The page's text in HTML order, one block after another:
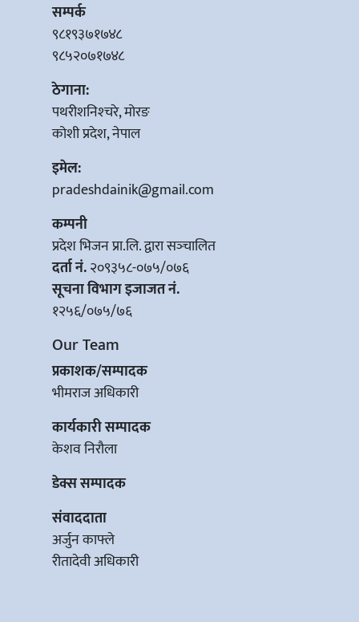
सम्पर्क
९८१९३७१७४८
९८५२०७१७४८
ठेगाना:
पथरीशनिश्‍चरे, मोरङ
कोशी प्रदेश, नेपाल
इमेल:
pradeshdainik@gmail.com
कम्पनी
प्रदेश भिजन प्रा.लि. द्वारा सञ्‍चालित
दर्ता नं.२०९३५८-०७५/०७६
सूचना विभाग इजाजत नं.
१२५६/०७५/७६
Our Team
प्रकाशक/सम्पादक
भीमराज अधिकारी
कार्यकारी सम्पादक
केशव निरौला
डेक्स सम्पादक
संवाददाता
अर्जुन काफ्ले
रीतादेवी अधिकारी